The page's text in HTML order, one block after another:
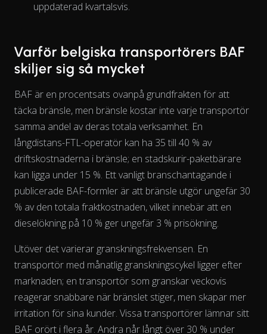
The chart has 2 Y axes displaying % and EUR/L.
uppdaterad kvartalsvis.
Varför belgiska transportörers BAF
skiljer sig så mycket
BAF är en procentsats ovanpå grundfrakten för att
täcka bränsle, men bränsle kostar inte varje transportör
samma andel av deras totala verksamhet. En
långdistans-FTL-operatör kan ha 35 till 40 % av
driftskostnaderna i bränsle; en stadskurir-paketbärare
kan ligga under 15 %. Ett vanligt branschantagande i
publicerade BAF-formler är att bränsle utgör ungefär 30
% av den totala fraktkostnaden, vilket innebär att en
dieselökning på 10 % ger ungefär 3 % prisökning.
Utöver det varierar granskningsfrekvensen. En
transportör med månatlig granskningscykel ligger efter
marknaden; en transportör som granskar veckovis
reagerar snabbare när bränslet stiger, men skapar mer
irritation för sina kunder. Vissa transportörer lämnar sitt
BAF orört i flera år. Andra når långt över 30 % under